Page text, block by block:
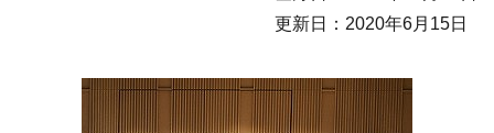
更新日：2020年6月15日